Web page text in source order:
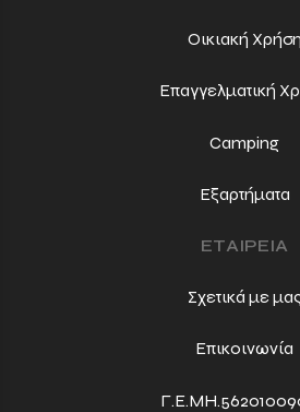
Οικιακή Χρήση
Επαγγελματική
Camping
Εξαρτήματα
ΕΤΑΙΡΕΙΑ
Σχετικά με
Επικοινωνία